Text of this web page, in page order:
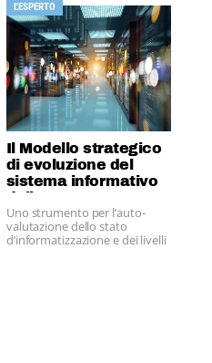
L'ESPERTO
Il Modello strategico
di evoluzione del
sistema informativo
della PA
Uno strumento per l’auto-
valutazione dello stato
d’informatizzazione e dei livelli